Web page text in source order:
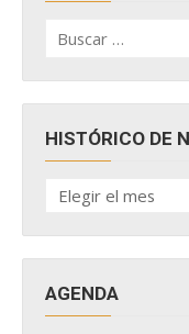
por:
HISTÓRICO DE
HISTÓRICO
DE
AGENDA